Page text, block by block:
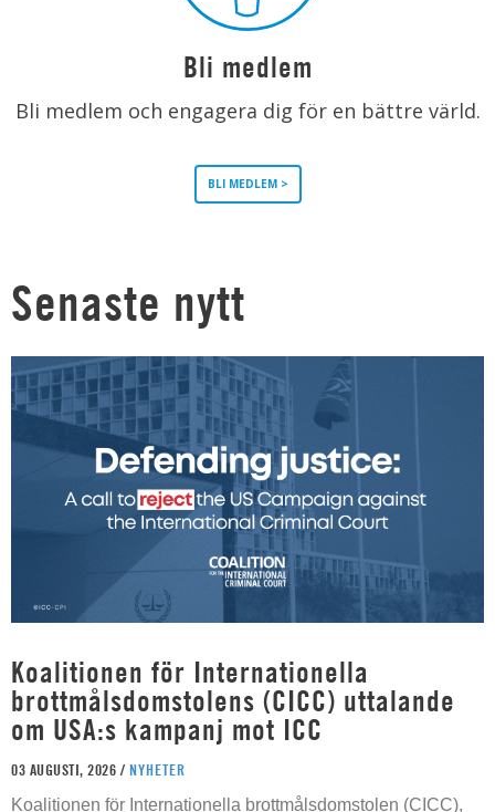
Bli medlem
Bli medlem och engagera dig för en bättre värld.
BLI MEDLEM >
Senaste nytt
Koalitionen för Internationella
brottmålsdomstolens (CICC) uttalande
om USA:s kampanj mot ICC
03 AUGUSTI, 2026 / NYHETER
Koalitionen för Internationella brottmålsdomstolen (CICC),